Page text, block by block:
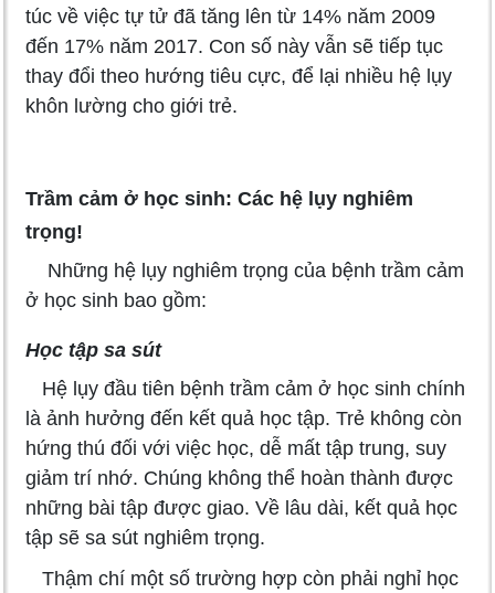
túc về việc tự tử đã tăng lên từ 14% năm 2009
đến 17% năm 2017. Con số này vẫn sẽ tiếp tục
thay đổi theo hướng tiêu cực, để lại nhiều hệ lụy
khôn lường cho giới trẻ.
Trầm cảm ở học sinh: Các hệ lụy nghiêm
trọng!
Những hệ lụy nghiêm trọng của bệnh trầm cảm
ở học sinh bao gồm:
Học tập sa sút
Hệ lụy đầu tiên bệnh trầm cảm ở học sinh chính
là ảnh hưởng đến kết quả học tập. Trẻ không còn
hứng thú đối với việc học, dễ mất tập trung, suy
giảm trí nhớ. Chúng không thể hoàn thành được
những bài tập được giao. Về lâu dài, kết quả học
tập sẽ sa sút nghiêm trọng.
Thậm chí một số trường hợp còn phải nghỉ học